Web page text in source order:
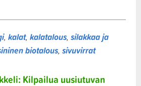
, kalat, kalatalous, silakkaa ja
biotalous, sivuvirrat
Kilpailua uusiutuvan